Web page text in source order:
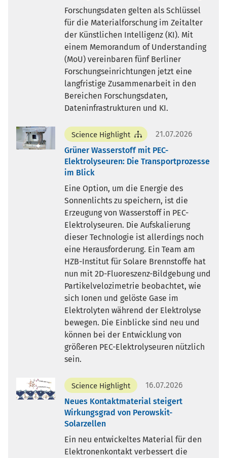
Forschungsdaten gelten als Schlüssel
für die Materialforschung im Zeitalter
der Künstlichen Intelligenz (KI). Mit
einem Memorandum of Understanding
(MoU) vereinbaren fünf Berliner
Forschungseinrichtungen jetzt eine
langfristige Zusammenarbeit in den
Bereichen Forschungsdaten,
Dateninfrastrukturen und KI.
Science Highlight
21.07.2026
Grüner Wasserstoff mit PEC-
Elektrolyseuren: Die Transportprozesse
im Blick
Eine Option, um die Energie des
Sonnenlichts zu speichern, ist die
Erzeugung von Wasserstoff in PEC-
Elektrolyseuren. Die Aufskalierung
dieser Technologie ist allerdings noch
eine Herausforderung. Ein Team am
HZB-Institut für Solare Brennstoffe hat
nun mit 2D-Fluoreszenz-Bildgebung und
Partikelvelozimetrie beobachtet, wie
sich Ionen und gelöste Gase im
Elektrolyten während der Elektrolyse
bewegen. Die Einblicke sind neu und
können bei der Entwicklung von
größeren PEC-Elektrolyseuren nützlich
sein.
Science Highlight
16.07.2026
Neues Kontaktmaterial steigert
Wirkungsgrad von Perowskit-
Solarzellen
Ein neu entwickeltes Material für den
Elektronenkontakt verbessert die